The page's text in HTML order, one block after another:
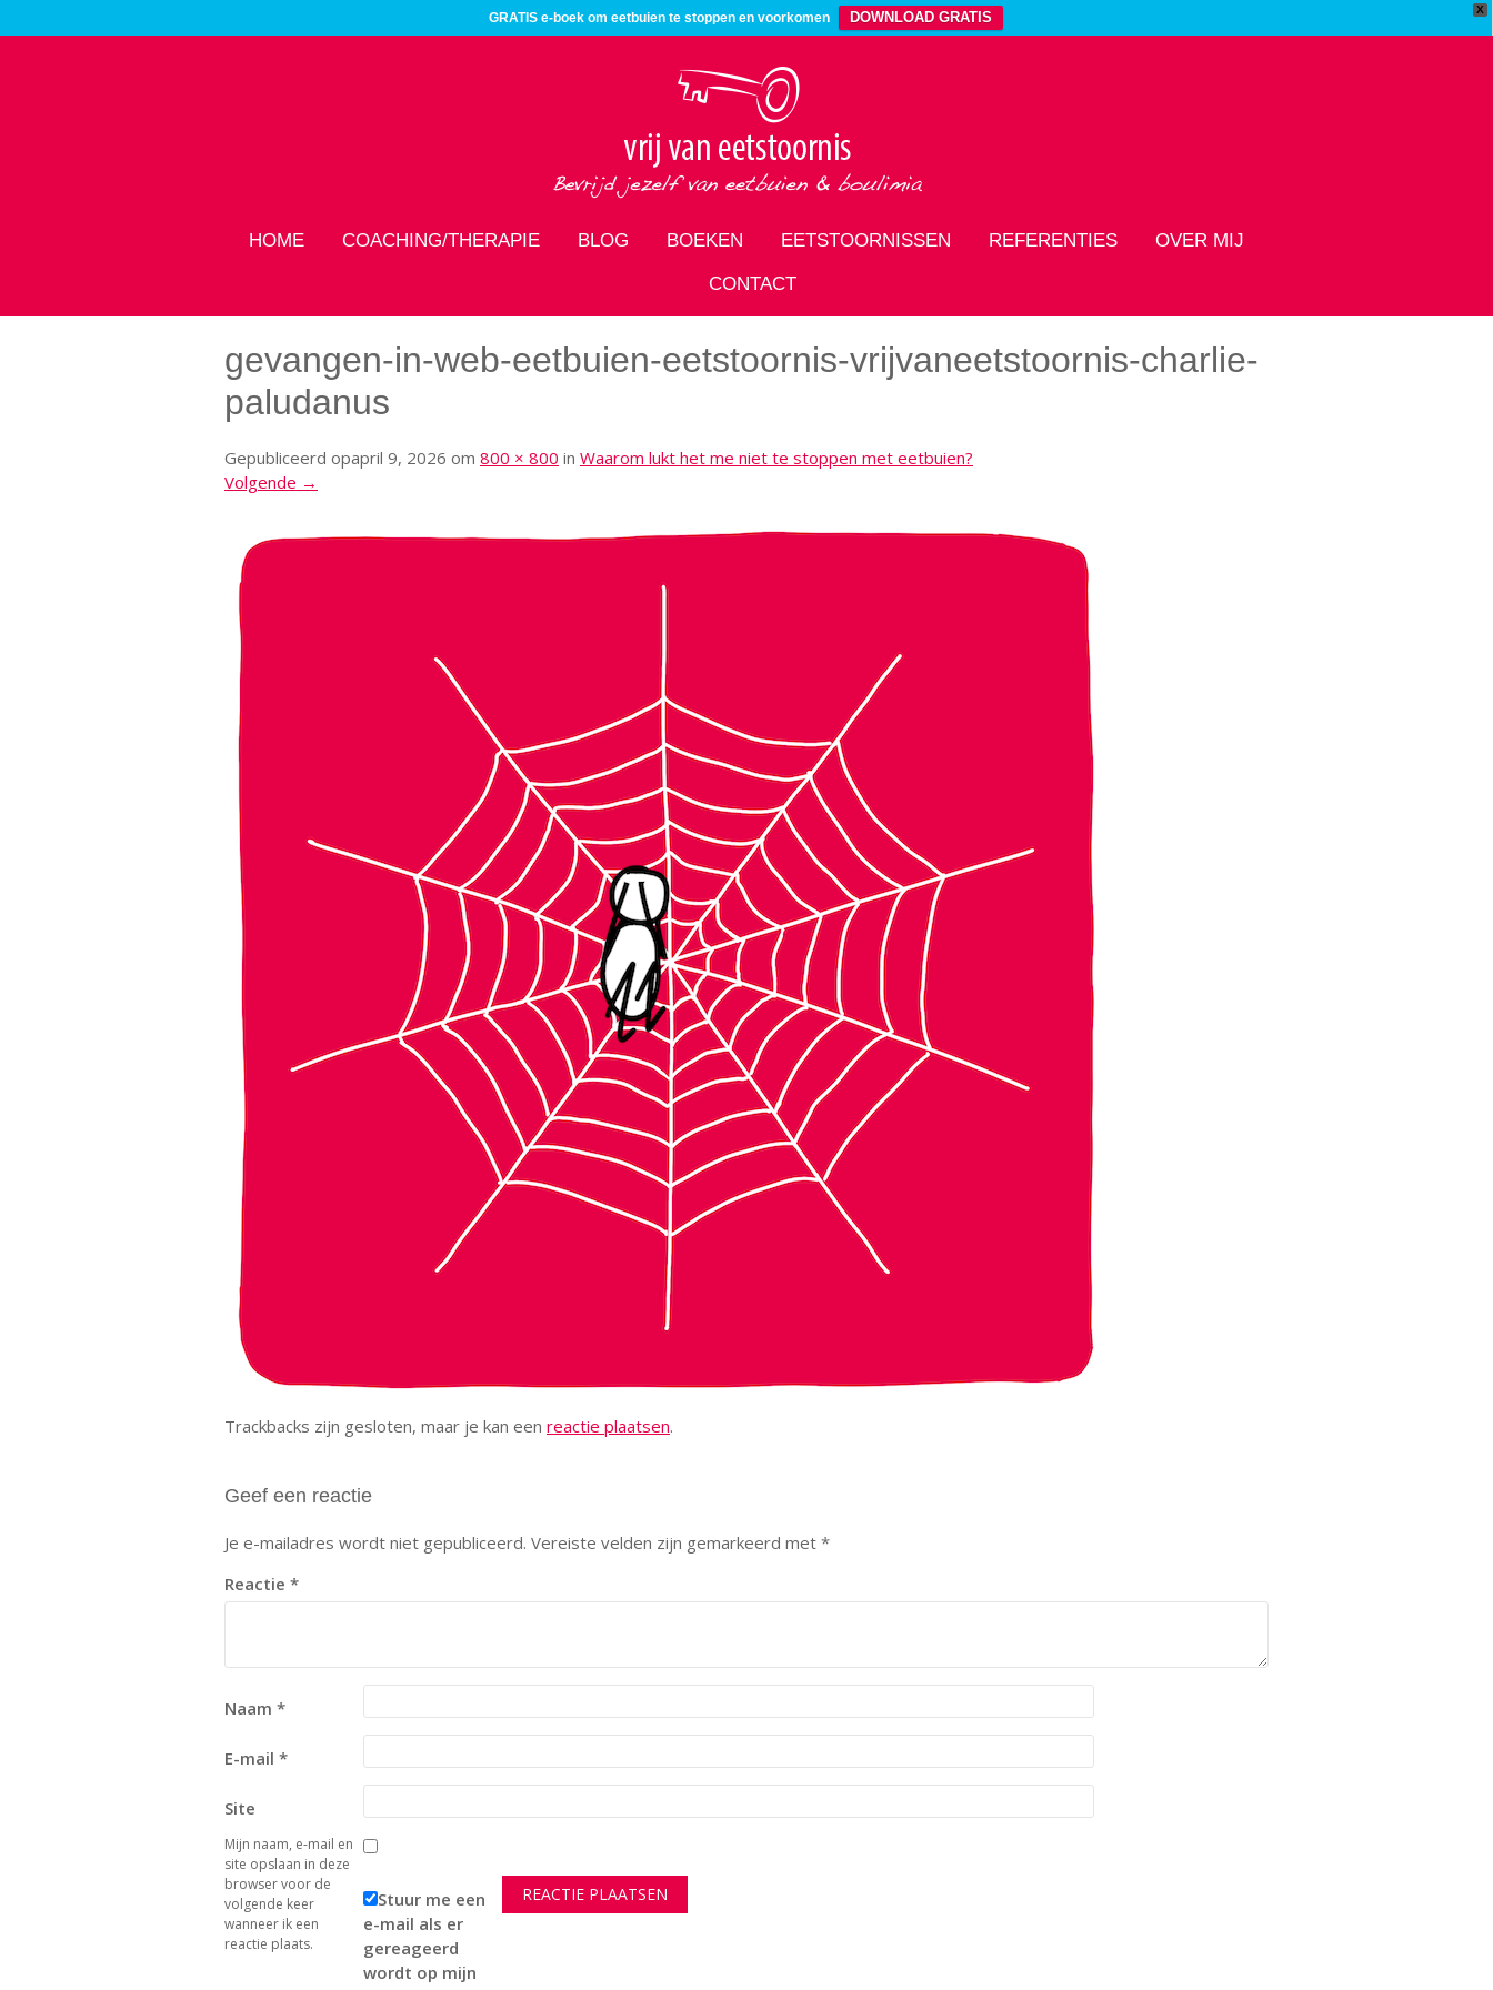
X
GRATIS e-boek om eetbuien te stoppen en voorkomen DOWNLOAD GRATIS
HOME COACHING/THERAPIE BLOG BOEKEN EETSTOORNISSEN REFERENTIES OVER MIJ
CONTACT
gevangen-in-web-eetbuien-eetstoornis-vrijvaneetstoornis-charlie-
paludanus
Gepubliceerd opapril 9, 2026 om 800 × 800 in Waarom lukt het me niet te stoppen met eetbuien?
Volgende →
Trackbacks zijn gesloten, maar je kan een reactie plaatsen.
Geef een reactie
Je e-mailadres wordt niet gepubliceerd. Vereiste velden zijn gemarkeerd met *
Reactie *
Naam *
E-mail *
Site
Mijn naam, e-mail en
site opslaan in deze
browser voor de
volgende keer
wanneer ik een
reactie plaats.
Stuur me een
e-mail als er
gereageerd
wordt op mijn